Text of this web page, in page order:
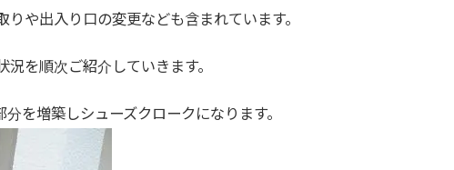
や出入り口の変更なども含まれています。
を順次ご紹介していきます。
を増築しシューズクロークになります。